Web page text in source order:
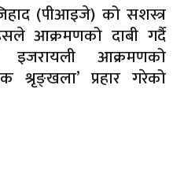
(पीआइजे) को सशस्त्र
आक्रमणको दाबी गर्दै
इजरायली आक्रमणको
श्रृङ्खला’ प्रहार गरेको